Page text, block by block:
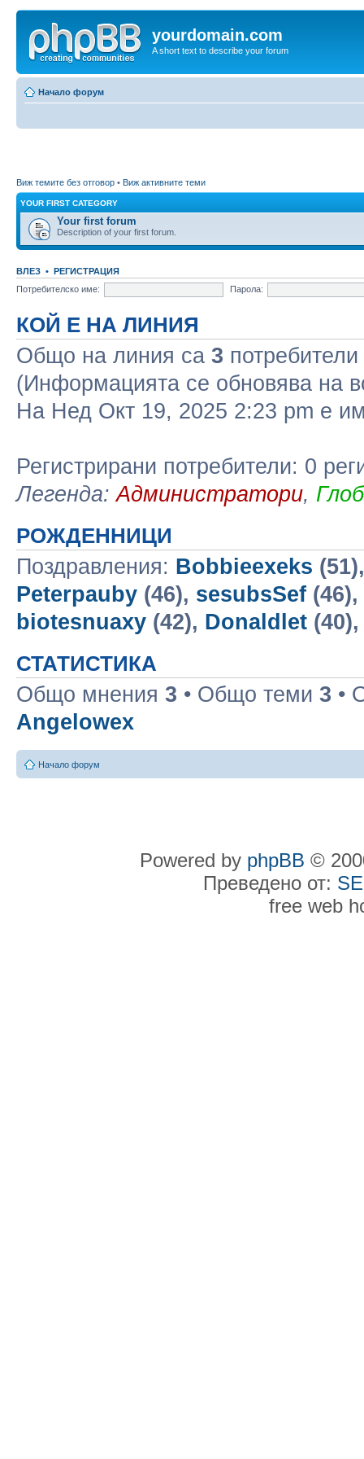
yourdomain.com
A short text to describe your forum
Начало форум
Виж темите без отговор • Виж активните теми
YOUR FIRST CATEGORY
Your first forum
Description of your first forum.
ВЛЕЗ • РЕГИСТРАЦИЯ
Потребителско име:
Парола:
КОЙ Е НА ЛИНИЯ
Общо на линия са 3
(Информацията се обновява на
На Нед Окт 19, 2025 2:23 pm е
Регистрирани потребители: 0
Легенда:Администратори,
РОЖДЕННИЦИ
Поздравления: Bobbieexeks
Peterpauby (46), sesubsSef (46),
biotesnuaxy (42), Donaldlet
СТАТИСТИКА
Общо мнения 3 • Общо теми 3 •
Angelowex
Начало форум
Powered by phpBB ©
Преведено от:
free web